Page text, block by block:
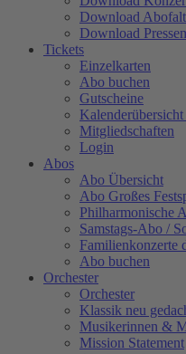
Download
Download
Tickets
Einzelkarten
Abo buchen
Gutscheine
Mitgliedschaften
Login
Abos
Abo Übersicht
Abo Großes
Philharmonische
Samstags-Abo /
Familienkonzerte
Abo buchen
Orchester
Orchester
Klassik neu
Musikerinnen &
Mission Statement